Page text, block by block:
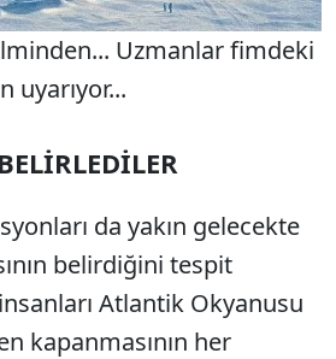
Uzmanlar fimdeki
uyarıyor...
da yakın gelecekte
belirdiğini tespit
Atlantik Okyanusu
kapanmasının her